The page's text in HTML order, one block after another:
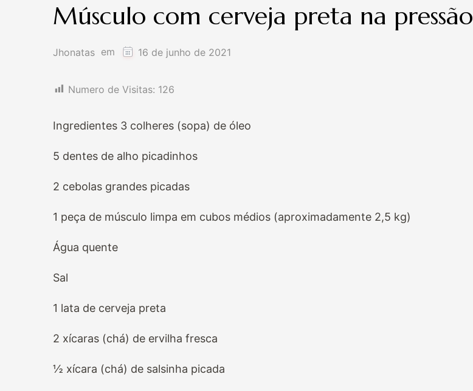
Músculo com cerveja preta na pressão
Jhonatas em 16 de junho de 2021
Numero de Visitas: 126
Ingredientes 3 colheres (sopa) de óleo
5 dentes de alho picadinhos
2 cebolas grandes picadas
1 peça de músculo limpa em cubos médios (aproximadamente 2,5 kg)
Água quente
Sal
1 lata de cerveja preta
2 xícaras (chá) de ervilha fresca
½ xícara (chá) de salsinha picada